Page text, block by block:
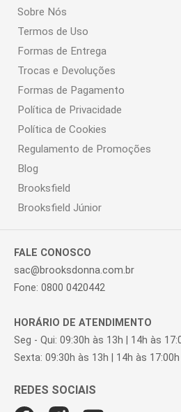
Sobre Nós
Termos de Uso
Formas de Entrega
Trocas e Devoluções
Formas de Pagamento
Política de Privacidade
Política de Cookies
Regulamento de Promoções
Blog
Brooksfield
Brooksfield Júnior
FALE CONOSCO
sac@brooksdonna.com.br
Fone: 0800 0420442
HORÁRIO DE ATENDIMENTO
Seg - Qui: 09:30h às 13h | 14h às
Sexta: 09:30h às 13h | 14h às 17:00h